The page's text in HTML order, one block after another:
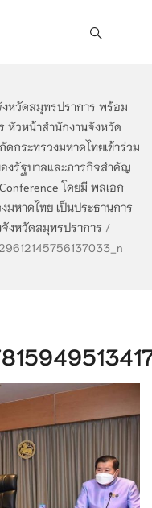
งหวัดสมุทรปราการ พร้อม
หัวหน้าสำนักงานจังหวัด
กระทรวงมหาดไทยเข้าร่วม
งรัฐบาลและภารกิจสำคัญ
โดยมี พลเอก
หาดไทย เป็นประธานการ
งหวัดสมุทรปราการ /